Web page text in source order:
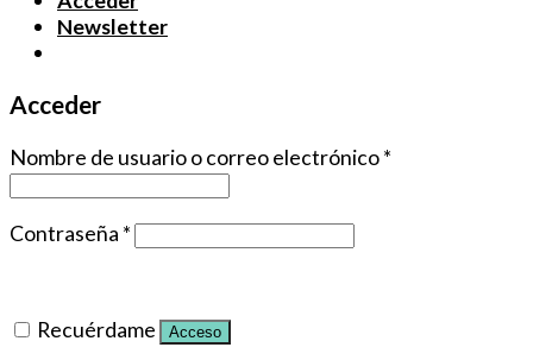
Newsletter
Acceder
Nombre de usuario o correo electrónico*
Contraseña *
Recuérdame Acceso